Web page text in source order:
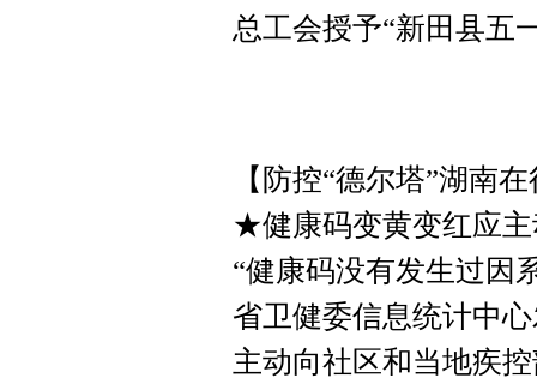
总工会授予“新田县五
【防控“德尔塔”湖南
★健康码变黄变红应
“健康码没有发生过因
省卫健委信息统计中
主动向社区和当地疾